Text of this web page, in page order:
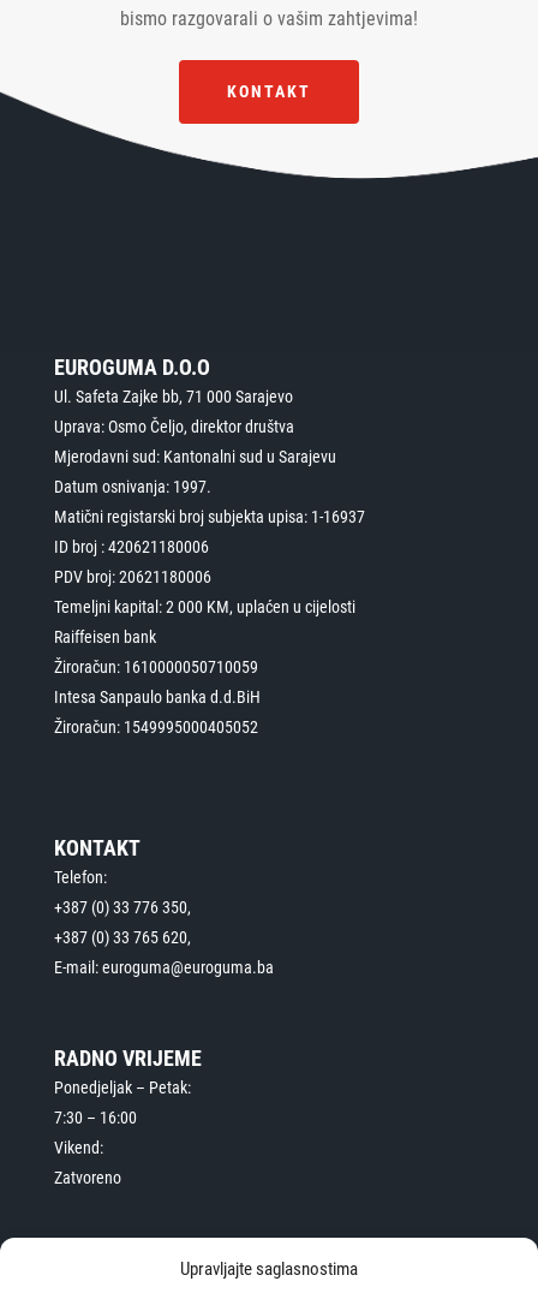
Upravljajte saglasnostima
bismo razgovarali o vašim zahtjevima!
KONTAKT
EUROGUMA D.O.O
Ul. Safeta Zajke bb, 71 000 Sarajevo
Uprava: Osmo Čeljo, direktor društva
Mjerodavni sud: Kantonalni sud u Sarajevu
Datum osnivanja: 1997.
Matični registarski broj subjekta upisa: 1-16937
ID broj : 420621180006
PDV broj: 20621180006
Temeljni kapital: 2 000 KM, uplaćen u cijelosti
Raiffeisen bank
Žiroračun: 1610000050710059
Intesa Sanpaulo banka d.d.BiH
Žiroračun: 1549995000405052
KONTAKT
Telefon:
+387 (0) 33 776 350,
+387 (0) 33 765 620,
E-mail: euroguma@euroguma.ba
RADNO VRIJEME
Ponedjeljak – Petak:
7:30 – 16:00
Vikend:
Zatvoreno